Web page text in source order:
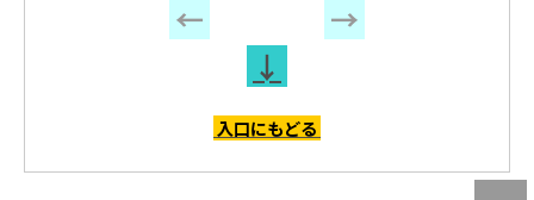
←
→
↓
入口にもどる